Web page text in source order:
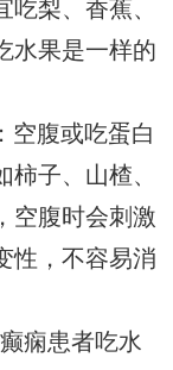
梨、香蕉、
水果是一样的
空腹或吃蛋白
子、山楂、
空腹时会刺激
性，不容易消
痫患者吃水